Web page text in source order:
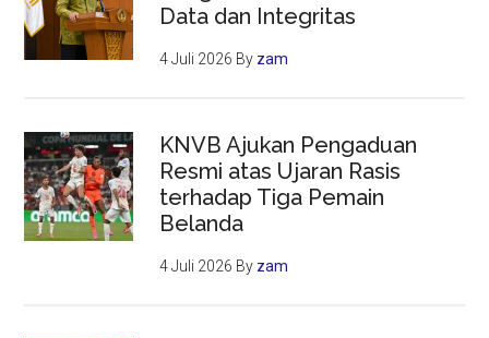
Data dan Integritas
4 Juli 2026 By zam
KNVB Ajukan Pengaduan
Resmi atas Ujaran Rasis
terhadap Tiga Pemain
Belanda
4 Juli 2026 By zam